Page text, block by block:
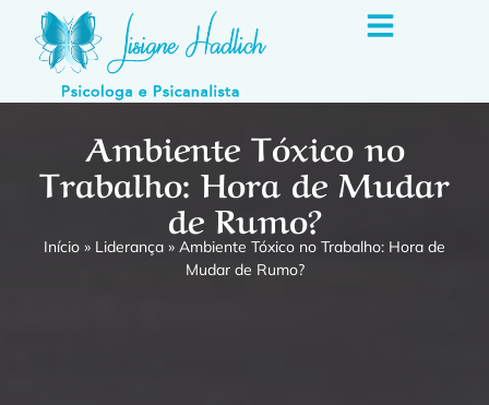
Ambiente Tóxico no
Trabalho: Hora de Mudar
de Rumo?
Início » Liderança » Ambiente Tóxico no Trabalho: Hora de
Mudar de Rumo?